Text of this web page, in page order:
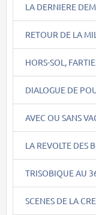
LA DERNIERE
RETOUR DE LA
HORS-SOL,
DIALOGUE DE
AVEC OU SANS
LA REVOLTE DES
TRISOBIQUE AU
SCENES DE LA